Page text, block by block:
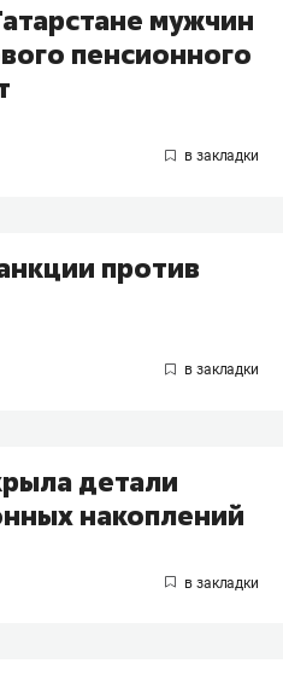
мужчин
пенсионного
против
детали
накоплений